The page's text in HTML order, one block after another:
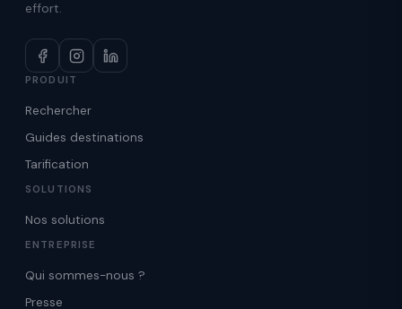
effort.
PRODUIT
Rechercher
Guides destinations
Tarification
SOLUTIONS
Nos solutions
ENTREPRISE
Qui sommes-nous ?
Presse